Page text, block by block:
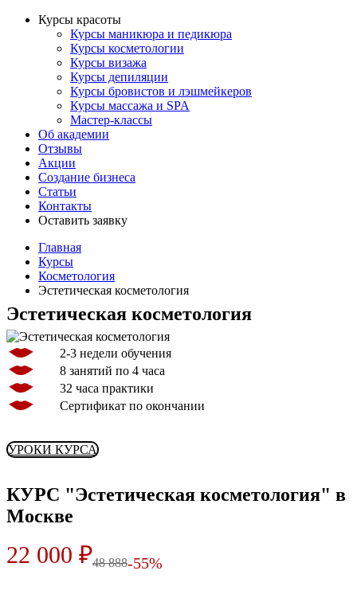
Курсы красоты
Курсы маникюра и педикюра
Курсы косметологии
Курсы визажа
Курсы депиляции
Курсы бровистов и лэшмейкеров
Курсы массажа и SPA
Мастер-классы
Об академии
Отзывы
Акции
Создание бизнеса
Статьи
Контакты
Оставить заявку
Главная
Курсы
Косметология
Эстетическая косметология
Эстетическая косметология
2-3 недели обучения
8 занятий по 4 часа
32 часа практики
Сертификат по окончании
УРОКИ КУРСА
КУРС "Эстетическая косметология" в
Москве
22 000 ₽48 888-55%